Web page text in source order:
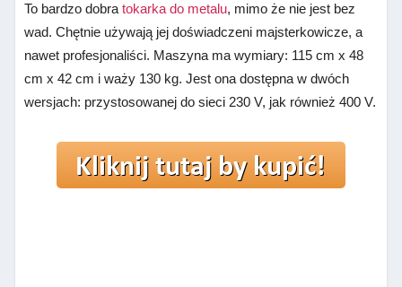
To bardzo dobratokarka do metalu, mimo że nie jest bez
wad. Chętnie używają jej doświadczeni majsterkowicze, a
nawet profesjonaliści. Maszyna ma wymiary: 115 cm x 48
cm x 42 cm i waży 130 kg. Jest ona dostępna w dwóch
wersjach: przystosowanej do sieci 230 V, jak również 400 V.